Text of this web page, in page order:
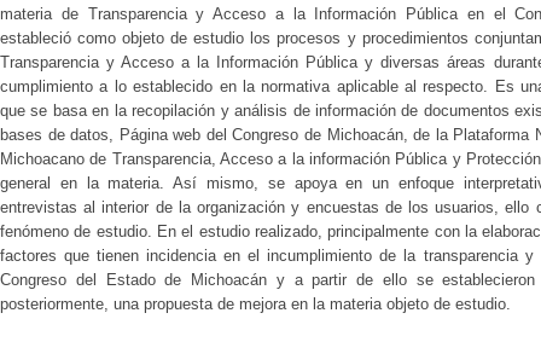
materia de Transparencia y Acceso a la Información Pública en el
estableció como objeto de estudio los procesos y procedimientos
Transparencia y Acceso a la Información Pública y diversas áreas
cumplimiento a lo establecido en la normativa aplicable al respecto. Es
que se basa en la recopilación y análisis de información de documentos
bases de datos, Página web del Congreso de Michoacán, de la Plataforma
Michoacano de Transparencia, Acceso a la información Pública y
general en la materia. Así mismo, se apoya en un enfoque
entrevistas al interior de la organización y encuestas de los usuarios, ello
fenómeno de estudio. En el estudio realizado, principalmente con la
factores que tienen incidencia en el incumplimiento de la transparencia
Congreso del Estado de Michoacán y a partir de ello se
posteriormente, una propuesta de mejora en la materia objeto de estudio.